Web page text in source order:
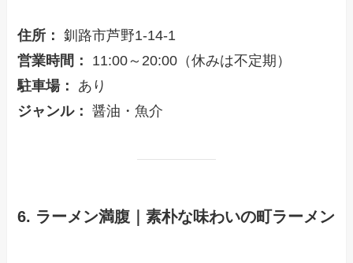
住所： 釧路市芦野1-14-1
営業時間：
11:00～20:00（休みは不定期）
駐車場：
あり
ジャンル： 醤油・魚介
6. ラーメン満腹｜素朴な味わいの町ラーメン